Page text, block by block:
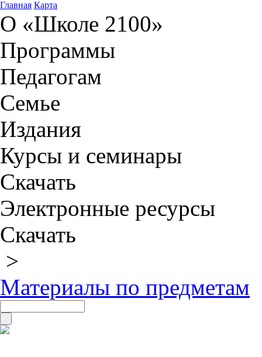
Главная Карта
О «Школе 2100»
Программы
Педагогам
Семье
Издания
Курсы и семинары
Скачать
Электронные ресурсы
Скачать
>
Материалы по предметам